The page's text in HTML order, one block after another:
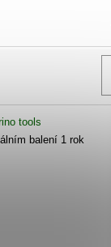
tools
balení 1 rok